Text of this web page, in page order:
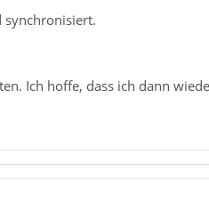
synchronisiert.
Ich hoffe, dass ich dann